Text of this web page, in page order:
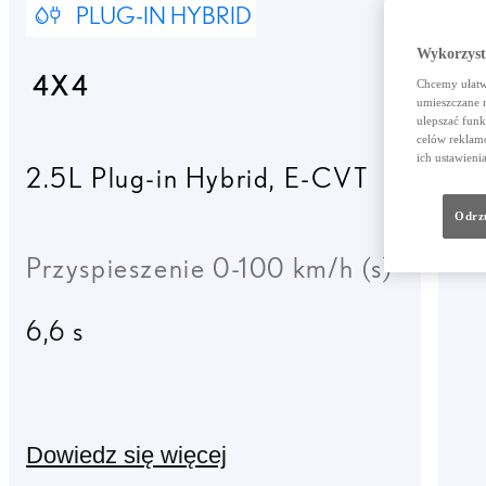
PLUG-IN HYBRID
4X4
2.5L Plug-in Hybrid, E-CVT
Przyspieszenie 0-100 km/h (s)
6,6 s
Dowiedz się więcej
Chcemy
ulepszać
celów
ich